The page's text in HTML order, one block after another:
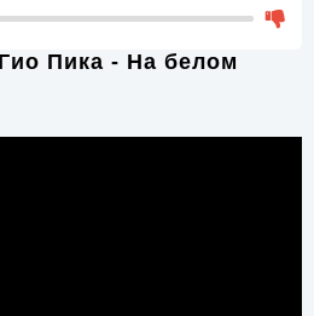
Пика - На белом